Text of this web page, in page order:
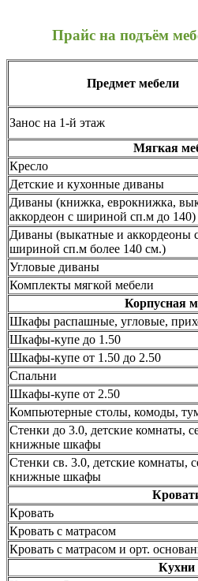
Прайс на подъём
Предмет мебели
Занос на 1-й этаж
Мягкая
Кресло
Детские и кухонные диваны
Диваны (книжка, еврокнижка,
аккордеон с шириной сп.м до 140)
Диваны (выкатные и аккордеоны
шириной сп.м более 140 см.)
Угловые диваны
Комплекты мягкой мебели
Корпусная
Шкафы распашные, угловые,
Шкафы-купе до 1.50
Шкафы-купе от 1.50 до 2.50
Спальни
Шкафы-купе от 2.50
Компьютерные столы, комоды,
Стенки до 3.0, детские комнаты,
книжные шкафы
Стенки св. 3.0, детские комнаты,
книжные шкафы
Кровать
Кровать с матрасом
Кровать с матрасом и орт.
Кухни